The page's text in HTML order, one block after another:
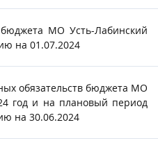
МО Усть-Лабинский
на 01.07.2024
обязательств бюджета МО
год и на плановый период
на 30.06.2024